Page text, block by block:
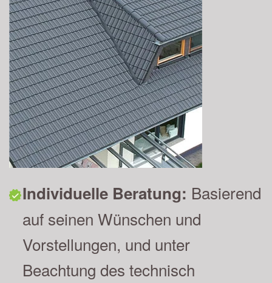
Individuelle Beratung: Basierend
auf seinen Wünschen und
Vorstellungen, und unter
Beachtung des technisch